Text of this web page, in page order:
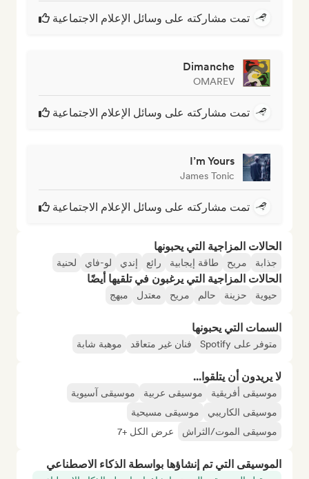
تمت مشاركته على وسائل الإعلام الاجتماعية
Dimanche
OMAREV
تمت مشاركته على وسائل الإعلام الاجتماعية
I’m Yours
James Tonic
تمت مشاركته على وسائل الإعلام الاجتماعية
الحالات المزاجية التي يحبونها
جذابة مريح طاقة إيجابية رائع إندي لو-فاي لحنية
الحالات المزاجية التي يرغبون في تلقيها أيضًا
حيوية حزينة حالم مريح معتدل مبهج
السمات التي يحبونها
متوفر على Spotify فنان غير متعاقد موهبة شابة
لا يريدون أن يتلقوا...
موسيقى أفريقية موسيقى عربية
موسيقى آسيوية
موسيقى الكاريبي
موسيقى مسيحية
موسيقى الموت/الثراش
عرض الكل +7
الموسيقى التي تم إنشاؤها بواسطة الذكاء الاصطناعي